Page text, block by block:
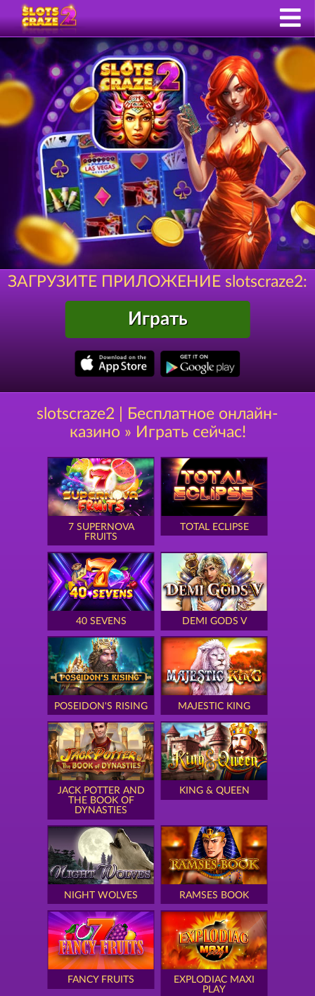
ЗАГРУЗИТЕ ПРИЛОЖЕНИЕ slotscraze2:
Играть
slotscraze2 | Бесплатное онлайн-
казино » Играть сейчас!
7 SUPERNOVA
FRUITS
TOTAL ECLIPSE
40 SEVENS DEMI GODS V
POSEIDON'S RISING MAJESTIC KING
JACK POTTER AND
THE BOOK OF
DYNASTIES
KING & QUEEN
NIGHT WOLVES RAMSES BOOK
FANCY FRUITS
EXPLODIAC MAXI
PLAY